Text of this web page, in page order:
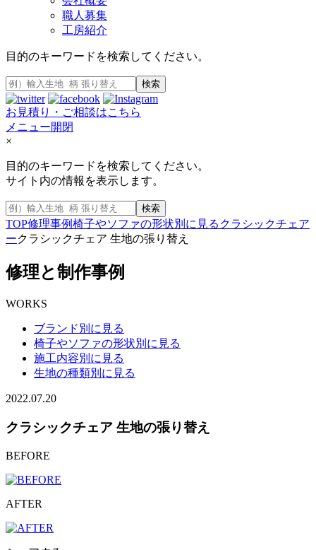
職人募集
工房紹介
目的のキーワードを検索してください。
検索
お見積り・ご相談はこちら
メニュー開閉
×
目的のキーワードを検索してください。
サイト内の情報を表示します。
検索
TOP修理事例椅子やソファの形状別に見る クラシックチェア
ークラシックチェア 生地の張り替え
修理と制作事例
WORKS
ブランド別に見る
椅子やソファの形状別に見る
施工内容別に見る
生地の種類別に見る
2022.07.20
クラシックチェア 生地の張り替え
BEFORE
AFTER